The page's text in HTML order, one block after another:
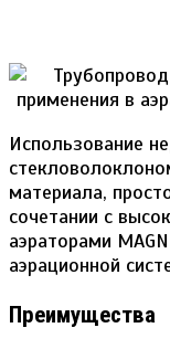
Использование
материала,
сочетании с
аэраторами
аэрационной
Преимущества